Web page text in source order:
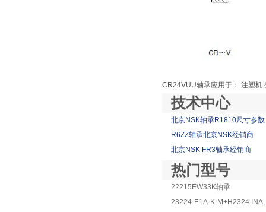
CR24VUU轴承应用于： 注塑机
技术中心
北京NSK轴承R1810尺寸参数
R6ZZ轴承北京NSK经销商
北京NSK FR3轴承经销商
热门型号
22215EW33K轴承
23224-